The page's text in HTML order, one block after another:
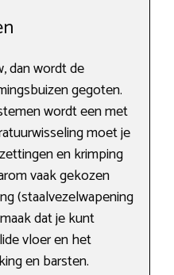
dan wordt de
gegoten.
wordt een met
moet je
en krimping
vaak gekozen
(staalvezelwapening
dat je kunt
vloer en het
en barsten.